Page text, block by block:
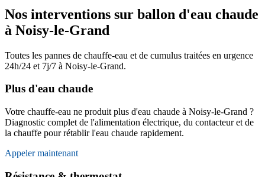
Nos interventions sur ballon d'eau chaude
à Noisy-le-Grand
Toutes les pannes de chauffe-eau et de cumulus traitées en urgence
24h/24 et 7j/7 à Noisy-le-Grand.
Plus d'eau chaude
Votre chauffe-eau ne produit plus d'eau chaude à Noisy-le-Grand ?
Diagnostic complet de l'alimentation électrique, du contacteur et de
la chauffe pour rétablir l'eau chaude rapidement.
Appeler maintenant